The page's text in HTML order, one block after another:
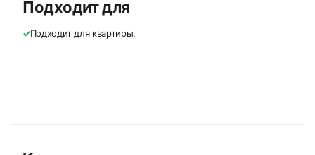
Подходит для
✓Подходит для квартиры.